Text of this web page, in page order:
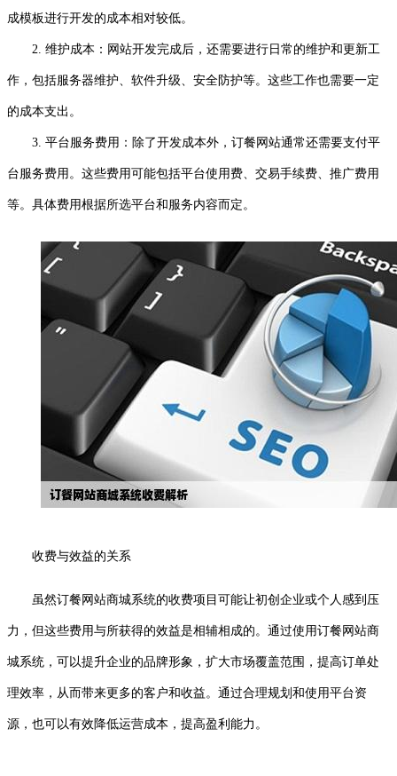
成模板进行开发的成本相对较低。
2. 维护成本：网站开发完成后，还需要进行日常的维护和更新工
作，包括服务器维护、软件升级、安全防护等。这些工作也需要一定
的成本支出。
3. 平台服务费用：除了开发成本外，订餐网站通常还需要支付平
台服务费用。这些费用可能包括平台使用费、交易手续费、推广费用
等。具体费用根据所选平台和服务内容而定。
收费与效益的关系
虽然订餐网站商城系统的收费项目可能让初创企业或个人感到压
力，但这些费用与所获得的效益是相辅相成的。通过使用订餐网站商
城系统，可以提升企业的品牌形象，扩大市场覆盖范围，提高订单处
理效率，从而带来更多的客户和收益。通过合理规划和使用平台资
源，也可以有效降低运营成本，提高盈利能力。